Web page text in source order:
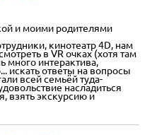
и моими родителями
кинотеатр 4D, нам
в VR очках (хотя там
много интерактива,
искать ответы на вопросы
всей семьёй туда-
насладиться
взять экскурсию и